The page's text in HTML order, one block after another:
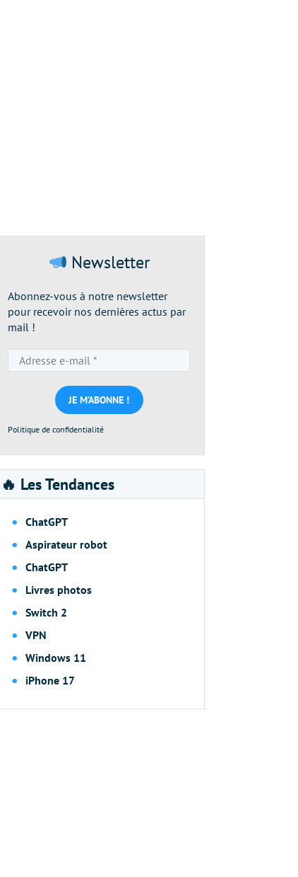
Newsletter
Abonnez-vous à notre newsletter
pour recevoir nos dernières actus par
mail !
e-
mail
*
Politique de confidentialité
🔥 Les Tendances
ChatGPT
Aspirateur robot
ChatGPT
Livres photos
Switch 2
VPN
Windows 11
iPhone 17